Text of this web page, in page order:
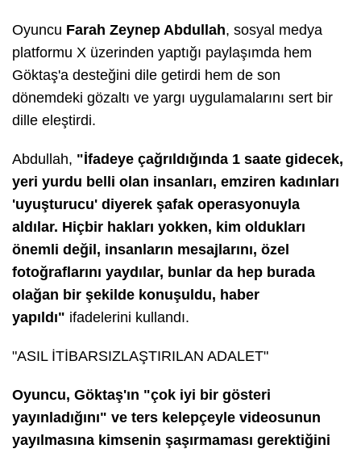
Oyuncu Farah Zeynep Abdullah, sosyal medya
platformu X üzerinden yaptığı paylaşımda hem
Göktaş'a desteğini dile getirdi hem de son
dönemdeki gözaltı ve yargı uygulamalarını sert bir
dille eleştirdi.
Abdullah, "İfadeye çağrıldığında 1 saate gidecek,
yeri yurdu belli olan insanları, emziren kadınları
'uyuşturucu' diyerek şafak operasyonuyla
aldılar. Hiçbir hakları yokken, kim oldukları
önemli değil, insanların mesajlarını, özel
fotoğraflarını yaydılar, bunlar da hep burada
olağan bir şekilde konuşuldu, haber
yapıldı" ifadelerini kullandı.
"ASIL İTİBARSIZLAŞTIRILAN ADALET"
Oyuncu, Göktaş'ın "çok iyi bir gösteri
yayınladığını" ve ters kelepçeyle videosunun
yayılmasına kimsenin şaşırmaması gerektiğini